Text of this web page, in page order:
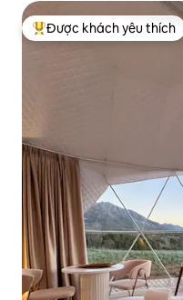
Được khách yêu thích
Được khách yêu thích